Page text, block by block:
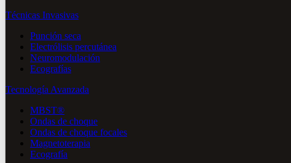
Técnicas Invasivas
Punción seca
Electrólisis percutánea
Neuromodulación
Ecografías
Tecnología Avanzada
MBST®
Ondas de choque
Ondas de choque focales
Magnetoterapia
Ecografía